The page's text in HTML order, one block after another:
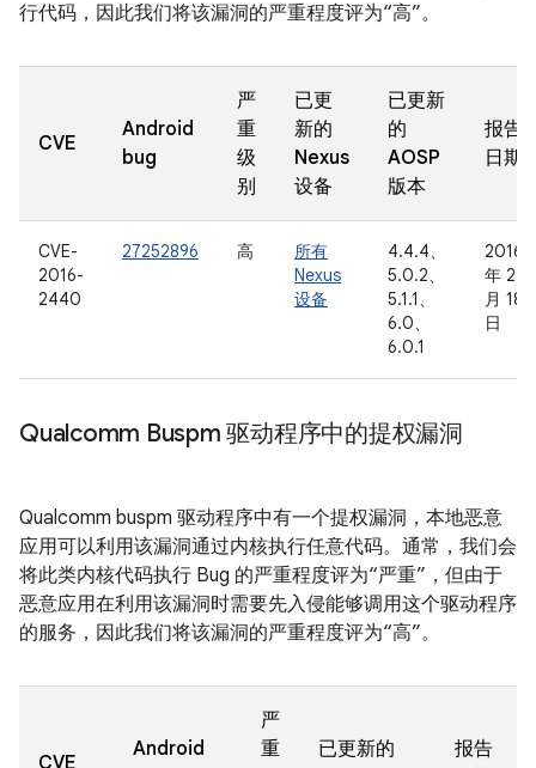
行代码，因此我们将该漏洞的严重程度评为“高”。
CVE
Android
bug
严
重
级
别
已更
新的
Nexus
设备
已更新
的
AOSP
版本
报告
日期
CVE-
2016-
2440
27252896 高
所有
Nexus
设备
4.4.4、
5.0.2、
5.1.1、
6.0、
6.0.1
2016
年 2
月 18
日
Qualcomm Buspm 驱动程序中的提权漏洞
Qualcomm buspm 驱动程序中有一个提权漏洞，本地恶意
应用可以利用该漏洞通过内核执行任意代码。通常，我们会
将此类内核代码执行 Bug 的严重程度评为“严重”，但由于
恶意应用在利用该漏洞时需要先入侵能够调用这个驱动程序
的服务，因此我们将该漏洞的严重程度评为“高”。
CVE
Android
严
重
已更新的
报告